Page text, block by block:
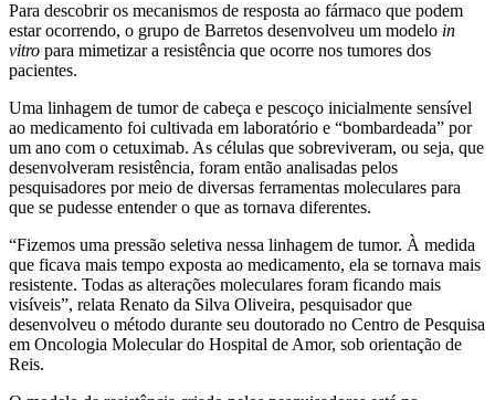
Para descobrir os mecanismos de resposta ao fármaco que podem
estar ocorrendo, o grupo de Barretos desenvolveu um modelo in
vitro para mimetizar a resistência que ocorre nos tumores dos
pacientes.
Uma linhagem de tumor de cabeça e pescoço inicialmente sensível
ao medicamento foi cultivada em laboratório e “bombardeada” por
um ano com o cetuximab. As células que sobreviveram, ou seja, que
desenvolveram resistência, foram então analisadas pelos
pesquisadores por meio de diversas ferramentas moleculares para
que se pudesse entender o que as tornava diferentes.
“Fizemos uma pressão seletiva nessa linhagem de tumor. À medida
que ficava mais tempo exposta ao medicamento, ela se tornava mais
resistente. Todas as alterações moleculares foram ficando mais
visíveis”, relata Renato da Silva Oliveira, pesquisador que
desenvolveu o método durante seu doutorado no Centro de Pesquisa
em Oncologia Molecular do Hospital de Amor, sob orientação de
Reis.